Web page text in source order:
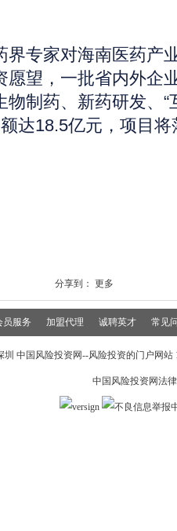
专家对海南医药产
愿望，一批省内外企
制药、新药研发、“
达18.5亿元，项目
分享到： 更多
员服务 加盟代理 诚聘英才 常见
圳 中国风险投资网--风险投资的门户网
中国风险投资网法